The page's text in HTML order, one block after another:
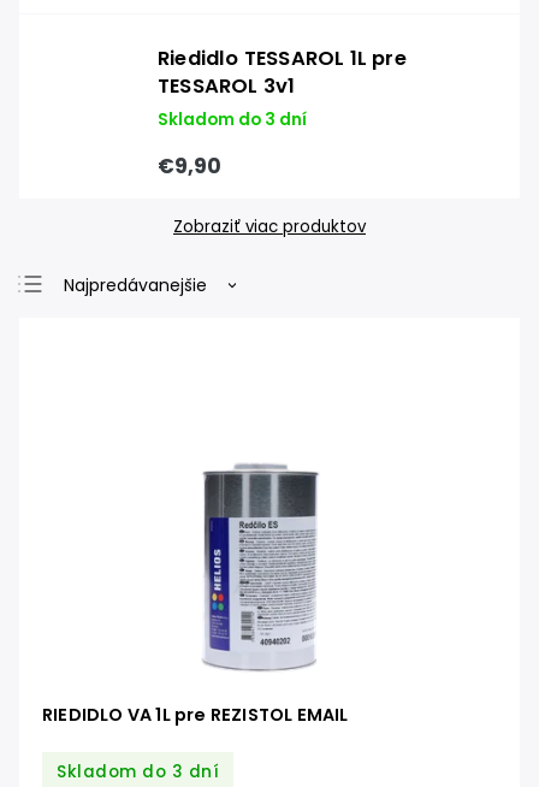
Riedidlo TESSAROL 1L pre
TESSAROL 3v1
Skladom do 3 dní
€9,90
Zobraziť viac produktov
Najpredávanejšie
RIEDIDLO VA 1L pre REZISTOL EMAIL
Skladom do 3 dní